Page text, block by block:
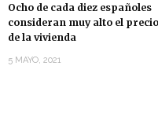
Ocho de cada diez españoles
consideran muy alto el precio
de la vivienda
5 MAYO, 2021